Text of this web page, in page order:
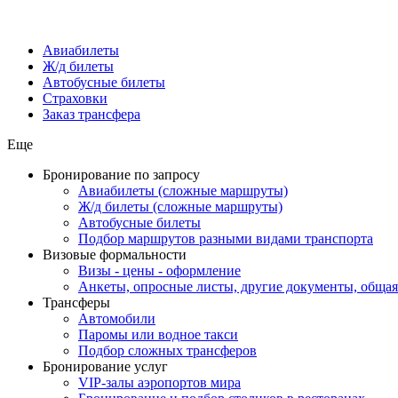
Авиабилеты
Ж/д билеты
Автобусные билеты
Страховки
Заказ трансфера
Еще
Бронирование по запросу
Авиабилеты (сложные маршруты)
Ж/д билеты (сложные маршруты)
Автобусные билеты
Подбор маршрутов разными видами транспорта
Визовые формальности
Визы - цены - оформление
Анкеты, опросные листы, другие документы,
Трансферы
Автомобили
Паромы или водное такси
Подбор сложных трансферов
Бронирование услуг
VIP-залы аэропортов мира